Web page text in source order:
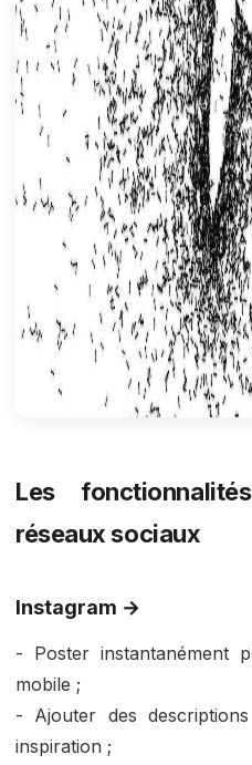
Les
réseaux sociaux
Instagram →
- Poster instantanément
mobile ;
- Ajouter des
inspiration ;